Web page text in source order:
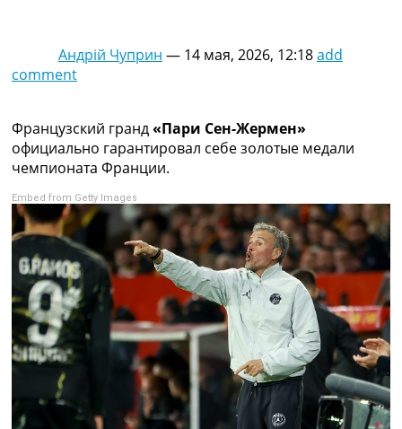
Лига Чемпионов. Таблицы групп
Все таблицы >>>
Рейтинги
Рейтинг стран УЕФА
Рейтинг клубов УЕФА
Рейтинг ФИФА
ТВ программа
RU
UA
Categories
Главная
Новости футбола
Трансферы
Андрій Чуприн — 14 мая, 2026, 12:18add
comment
Французский гранд«Пари Сен-Жермен»
официально гарантировал себе золотые медали
чемпионата Франции.
Embed from Getty Images